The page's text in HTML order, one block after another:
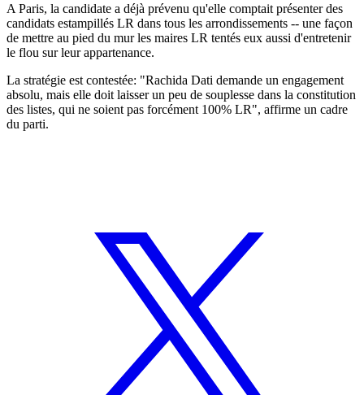
A Paris, la candidate a déjà prévenu qu'elle comptait présenter des
candidats estampillés LR dans tous les arrondissements -- une façon
de mettre au pied du mur les maires LR tentés eux aussi d'entretenir
le flou sur leur appartenance.
La stratégie est contestée: "Rachida Dati demande un engagement
absolu, mais elle doit laisser un peu de souplesse dans la constitution
des listes, qui ne soient pas forcément 100% LR", affirme un cadre
du parti.